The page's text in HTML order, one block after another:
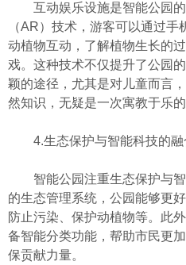
互动娱乐设施是智能公园的
（AR）技术，游客可以通过
动植物互动，了解植物生长的
戏。这种技术不仅提升了公园
颖的途径，尤其是对儿童而言
然知识，无疑是一次寓教于乐的
4.生态保护与智能科技的融
智能公园注重生态保护与智
的生态管理系统，公园能够更
防止污染、保护动植物等。此
备智能分类功能，帮助市民更
保贡献力量。